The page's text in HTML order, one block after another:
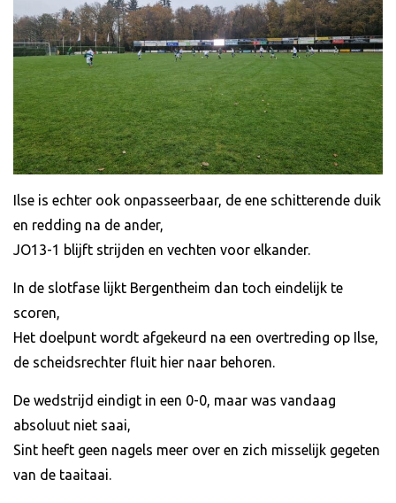
Ilse is echter ook onpasseerbaar, de ene schitterende duik
en redding na de ander,
JO13-1 blijft strijden en vechten voor elkander.
In de slotfase lijkt Bergentheim dan toch eindelijk te
scoren,
Het doelpunt wordt afgekeurd na een overtreding op Ilse,
de scheidsrechter fluit hier naar behoren.
De wedstrijd eindigt in een 0-0, maar was vandaag
absoluut niet saai,
Sint heeft geen nagels meer over en zich misselijk gegeten
van de taaitaai.